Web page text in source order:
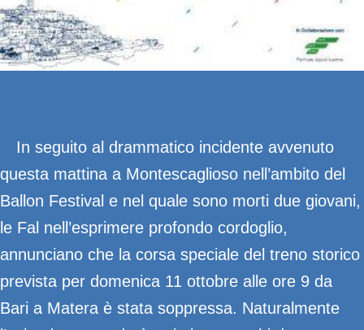
In seguito al drammatico incidente avvenuto
questa mattina a Montescaglioso nell’ambito del
Ballon Festival e nel quale sono morti due giovani,
le Fal nell’esprimere profondo cordoglio,
annunciano che la corsa speciale del treno storico
prevista per domenica 11 ottobre alle ore 9 da
Bari a Matera è stata soppressa. Naturalmente